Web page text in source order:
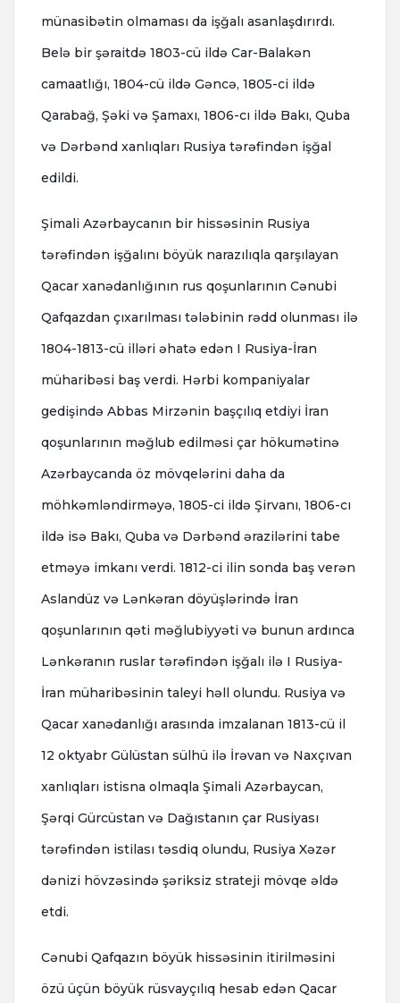
münasibətin olmaması da işğalı asanlaşdırırdı.
Belə bir şəraitdə 1803-cü ildə Car-Balakən
camaatlığı, 1804-cü ildə Gəncə, 1805-ci ildə
Qarabağ, Şəki və Şamaxı, 1806-cı ildə Bakı, Quba
və Dərbənd xanlıqları Rusiya tərəfindən işğal
edildi.
Şimali Azərbaycanın bir hissəsinin Rusiya
tərəfindən işğalını böyük narazılıqla qarşılayan
Qacar xanədanlığının rus qoşunlarının Cənubi
Qafqazdan çıxarılması tələbinin rədd olunması ilə
1804-1813-cü illəri əhatə edən I Rusiya-İran
müharibəsi baş verdi. Hərbi kompaniyalar
gedişində Abbas Mirzənin başçılıq etdiyi İran
qoşunlarının məğlub edilməsi çar hökumətinə
Azərbaycanda öz mövqelərini daha da
möhkəmləndirməyə, 1805-ci ildə Şirvanı, 1806-cı
ildə isə Bakı, Quba və Dərbənd ərazilərini tabe
etməyə imkanı verdi. 1812-ci ilin sonda baş verən
Aslandüz və Lənkəran döyüşlərində İran
qoşunlarının qəti məğlubiyyəti və bunun ardınca
Lənkəranın ruslar tərəfindən işğalı ilə I Rusiya-
İran müharibəsinin taleyi həll olundu. Rusiya və
Qacar xanədanlığı arasında imzalanan 1813-cü il
12 oktyabr Gülüstan sülhü ilə İrəvan və Naxçıvan
xanlıqları istisna olmaqla Şimali Azərbaycan,
Şərqi Gürcüstan və Dağıstanın çar Rusiyası
tərəfindən istilası təsdiq olundu, Rusiya Xəzər
dənizi hövzəsində şəriksiz strateji mövqe əldə
etdi.
Cənubi Qafqazın böyük hissəsinin itirilməsini
özü üçün böyük rüsvayçılıq hesab edən Qacar